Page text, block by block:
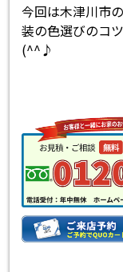
見積もりシミュレーショ
今回は木津川市
装の色選びのコ
(^^♪